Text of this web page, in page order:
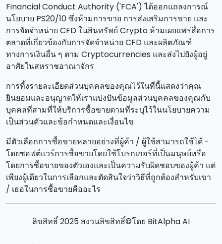
Financial Conduct Authority ('FCA') ได้ออกแถลงการณ์
นโยบาย PS20/10 ซึ่งห้ามการขาย การส่งเสริมการขาย และ
การจัดจําหน่าย CFD ในสินทรัพย์ Crypto ห้ามเผยแพร่สื่อการ
ตลาดที่เกี่ยวข้องกับการจัดจําหน่าย CFD และผลิตภัณฑ์
ทางการเงินอื่น ๆ ตาม Cryptocurrencies และส่งไปยังผู้อยู่
อาศัยในสหราชอาณาจักร
การทิ้งรายละเอียดส่วนบุคคลของคุณไว้ในที่นี้แสดงว่าคุณ
ยินยอมและอนุญาตให้เราแบ่งปันข้อมูลส่วนบุคคลของคุณกับ
บุคคลที่สามที่ให้บริการซื้อขายตามที่ระบุไว้ในนโยบายความ
เป็นส่วนตัวและข้อกําหนดและเงื่อนไข
มีตัวเลือกการซื้อขายหลายอย่างที่ผู้ค้า / ผู้ใช้สามารถใช้ได้ -
โดยซอฟต์แวร์การซื้อขายโดยใช้โบรกเกอร์ที่เป็นมนุษย์หรือ
โดยการซื้อขายของตัวเองและเป็นความรับผิดชอบของผู้ค้า แต่
เพียงผู้เดียวในการเลือกและตัดสินใจว่าวิธีที่ถูกต้องสําหรับเขา
/ เธอในการซื้อขายคืออะไร
ลิขสิทธิ์ 2025 สงวนลิขสิทธิ์©โดย BitAlpha AI